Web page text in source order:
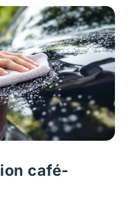
café-